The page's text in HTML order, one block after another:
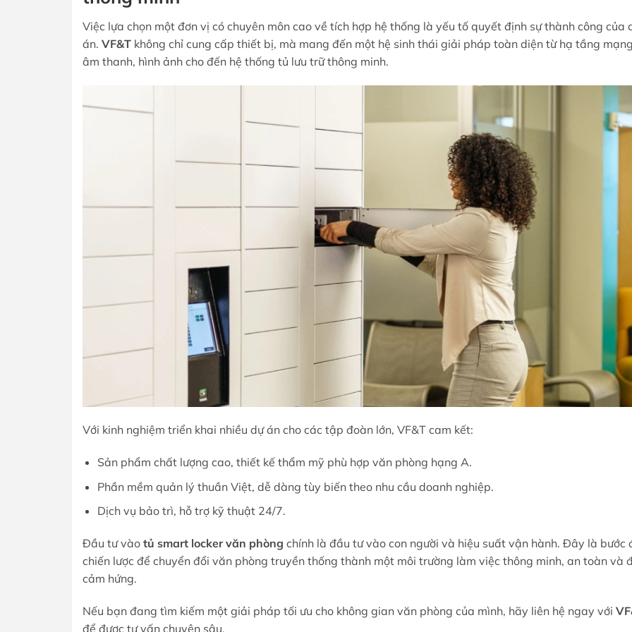
Việc lựa chọn một đơn vị có chuyên môn cao về tích hợp hệ thống là yếu tố quyết định sự thành công của
án. VF&T không chỉ cung cấp thiết bị, mà mang đến một hệ sinh thái giải pháp toàn diện từ hạ tầng
âm thanh, hình ảnh cho đến hệ thống tủ lưu trữ thông minh.
Với kinh nghiệm triển khai nhiều dự án cho các tập đoàn lớn, VF&T cam kết:
Sản phẩm chất lượng cao, thiết kế thẩm mỹ phù hợp văn phòng hạng A.
Phần mềm quản lý thuần Việt, dễ dàng tùy biến theo nhu cầu doanh nghiệp.
Dịch vụ bảo trì, hỗ trợ kỹ thuật 24/7.
Đầu tư vào tủ smart locker văn phòng chính là đầu tư vào con người và hiệu suất vận hành. Đây là bước
chiến lược để chuyển đổi văn phòng truyền thống thành một môi trường làm việc thông minh, an toàn và
cảm hứng.
Nếu bạn đang tìm kiếm một giải pháp tối ưu cho không gian văn phòng của mình, hãy liên hệ ngay với
để được tư vấn chuyên sâu.